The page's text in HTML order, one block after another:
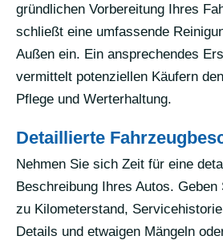
gründlichen Vorbereitung Ihres
schließt eine umfassende
Außen ein. Ein ansprechendes
vermittelt potenziellen Käufern
Pflege und Werterhaltung.
Detaillierte
Nehmen Sie sich Zeit für eine
Beschreibung Ihres Autos. Geben
zu Kilometerstand,
Details und etwaigen Mängeln